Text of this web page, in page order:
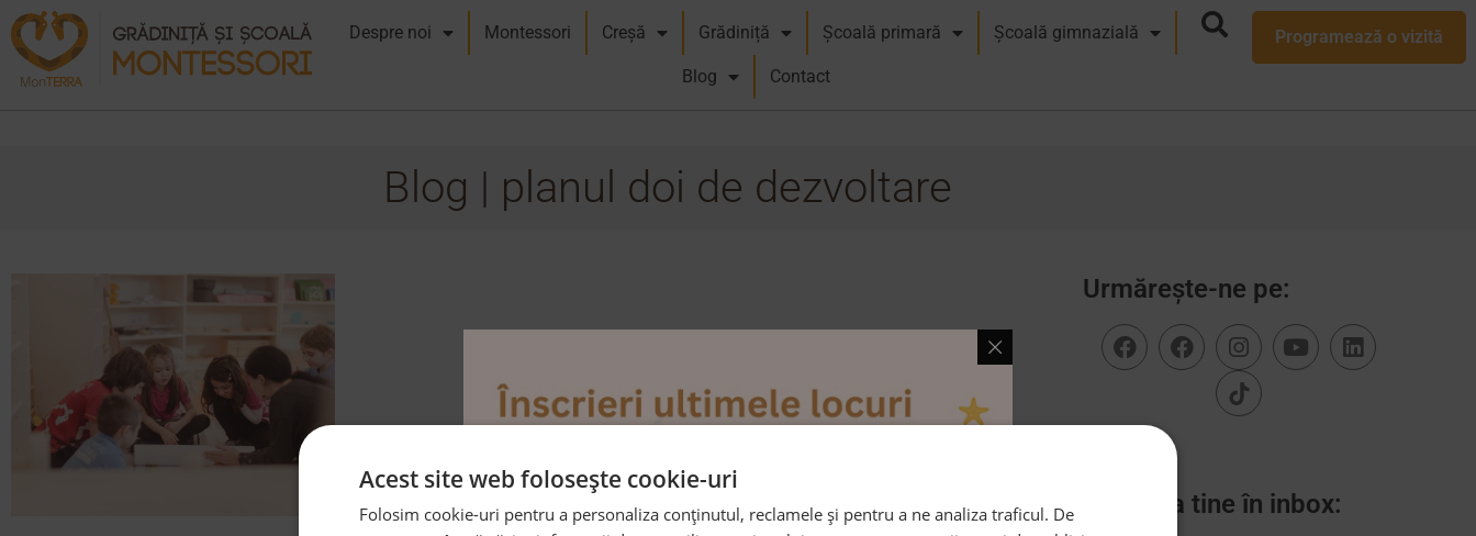
Despre noi Montessori Creșă Grădiniță Școală primară Școală gimnazială
Blog Contact
Programează o vizită
Blog | planul doi de dezvoltare
Urmărește-ne pe:
Venim la tine în inbox:
Acest site web folosește cookie-uri
Folosim cookie-uri pentru a personaliza conținutul, reclamele și pentru a ne analiza traficul. De